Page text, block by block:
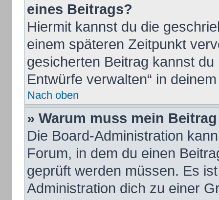
eines Beitrags?
Hiermit kannst du die
einem späteren Zeitpunkt
gesicherten Beitrag kannst
Entwürfe verwalten“ in
Nach oben
» Warum muss mein
Die Board-Administration
Forum, in dem du einen
geprüft werden müssen. Es
Administration dich zu einer